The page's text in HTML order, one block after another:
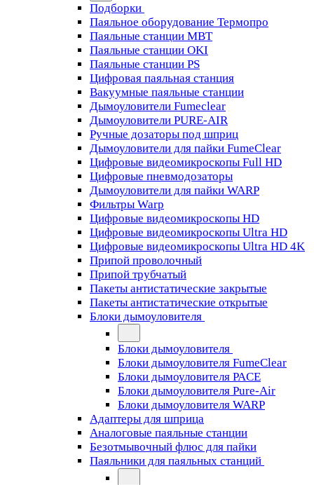
Подборки
Паяльное оборудование Термопро
Паяльные станции MBT
Паяльные станции OKI
Паяльные станции PS
Цифровая паяльная станция
Вакуумные паяльные станции
Дымоуловители Fumeclear
Дымоуловители PURE-AIR
Ручные дозаторы под шприц
Дымоуловители для пайки FumeClear
Цифровые видеомикроскопы Full HD
Цифровые пневмодозаторы
Дымоуловители для пайки WARP
Фильтры Warp
Цифровые видеомикроскопы HD
Цифровые видеомикроскопы Ultra HD
Цифровые видеомикроскопы Ultra HD 4K
Припой проволочный
Припой трубчатый
Пакеты антистатические закрытые
Пакеты антистатические открытые
Блоки дымоуловителя
Блоки дымоуловителя
Блоки дымоуловителя FumeClear
Блоки дымоуловителя PACE
Блоки дымоуловителя Pure-Air
Блоки дымоуловителя WARP
Адаптеры для шприца
Аналоговые паяльные станции
Безотмывочный флюс для пайки
Паяльники для паяльных станций